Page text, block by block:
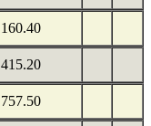
160.40
415.20
757.50